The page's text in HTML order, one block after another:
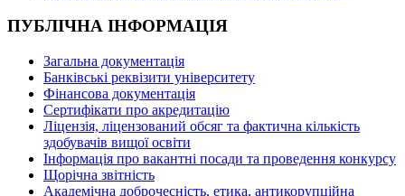
ПУБЛІЧНА ІНФОРМАЦІЯ
Загальна документація
Банківські реквізити університету
Фінансова документація
Сертифікати про акредитацію
Ліцензія, ліцензований обсяг та фактична кількість
здобувачів вищої освіти
Інформація про вакантні посади та проведення конкурсу
Щорічна звітність
Академічна доброчесність, етика, антикорупційна